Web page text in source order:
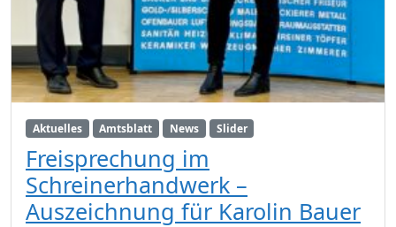
Aktuelles Amtsblatt News Slider
Freisprechung im
Schreinerhandwerk –
Auszeichnung für Karolin Bauer